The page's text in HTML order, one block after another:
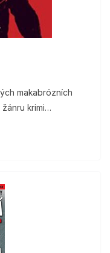
makabrózních
krimi…